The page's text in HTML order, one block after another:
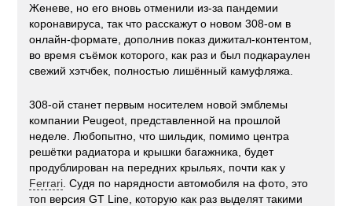
Женеве, но его вновь отменили из-за пандемии
коронавируса, так что расскажут о новом 308-ом в
онлайн-формате, дополнив показ дижитал-контентом,
во время съёмок которого, как раз и был подкараулен
свежий хэтчбек, полностью лишённый камуфляжа.
308-ой станет первым носителем новой эмблемы
компании Peugeot, представленной на прошлой
неделе. Любопытно, что шильдик, помимо центра
решётки радиатора и крышки багажника, будет
продублирован на передних крыльях, почти как у
Ferrari . Судя по нарядности автомобиля на фото, это
топ версия GT Line, которую как раз выделят такими